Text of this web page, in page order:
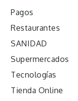
Pagos
Restaurantes
SANIDAD
Supermercados
Tecnologías
Tienda Online